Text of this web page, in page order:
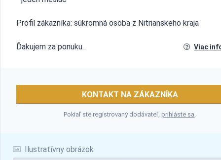
Ilustratívny obrázok
Profil zákazníka: súkromná osoba z Nitrianskeho kraja
Ďakujem za ponuku. Viac
KONTAKT NA ZÁKAZNÍKA
Pokiaľ ste registrovaný dodávateľ,prihláste sa.